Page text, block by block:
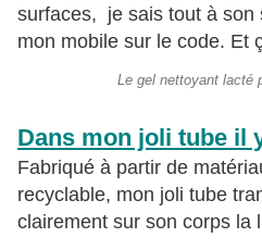
surfaces, je sais tout à son
mon mobile sur le code. Et
Le gel nettoyant lacté
Dans mon joli tube il
Fabriqué à partir de
recyclable, mon joli tube
clairement sur son corps la